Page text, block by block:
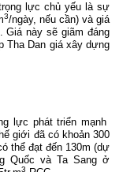
lực chủ yếu là sự
3/ngày, nếu cần) và giá
Giá này sẽ giãm đáng
Tha Dan giá xây dựng
lực phát triển mạnh
giới đã có khoản 300
thể đạt đến 130m (dự
Quốc và Ta Sang ở
3